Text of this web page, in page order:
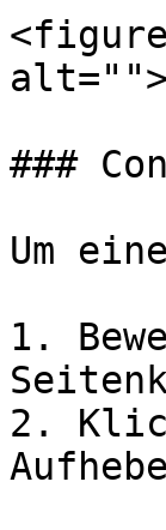
###
Um
1.
2.